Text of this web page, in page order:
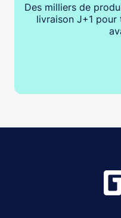
Des milliers de
livraison J+1 pour